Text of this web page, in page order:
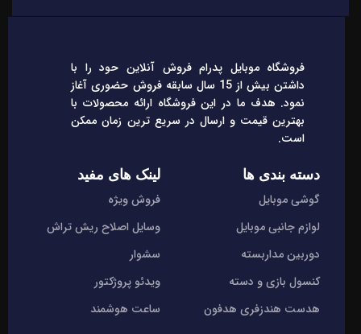
فروشگاه موبایل پدرام فروش آنلاین حود را با
داشتن بیش از 15 سال سابقه فروش حضوری آغاز
نمود. هدف ما در این فروشگاه ارائه محصولات با
بهترین قیمت و ارسال در سریع ترین زمان ممکن
است.
دسته بندی ها
گوشی موبایل
لوازم جانبی موبایل
دوربین مداربسته
کنسول بازی و دسته
هدست هندزفری هدفون
لینک های مفید
فروش ویژه
وسایل اصلاح ریش تراش
سشوار
ویدئو پروژکتور
ساعت هوشمند